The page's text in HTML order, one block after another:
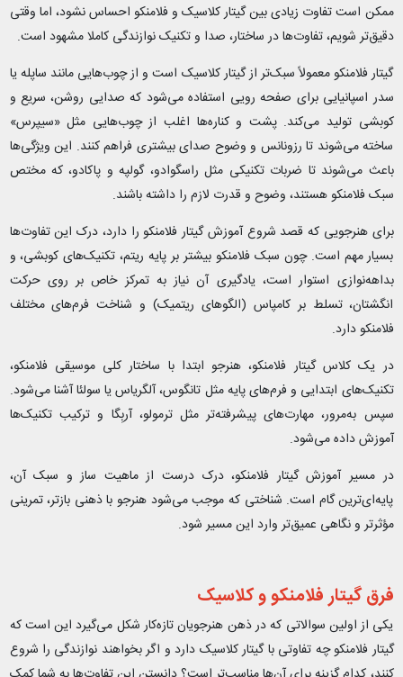
ممکن است تفاوت زیادی بین گیتار کلاسیک و فلامنکو احساس نشود، اما وقتی
دقیق‌تر شویم، تفاوت‌ها در ساختار، صدا و تکنیک نوازندگی کاملا مشهود است.
گیتار فلامنکو معمولاً سبک‌تر از گیتار کلاسیک است و از چوب‌هایی مانند ساپله یا
سدر اسپانیایی برای صفحه رویی استفاده می‌شود که صدایی روشن، سریع و
کوبشی تولید می‌کند. پشت و کناره‌ها اغلب از چوب‌هایی مثل «سیپرس»
ساخته می‌شوند تا رزونانس و وضوح صدای بیشتری فراهم کنند. این ویژگی‌ها
باعث می‌شوند تا ضربات تکنیکی مثل راسگوادو، گولپه و پاکادو، که مختص
سبک فلامنکو هستند، وضوح و قدرت لازم را داشته باشند.
برای هنرجویی که قصد شروع آموزش گیتار فلامنکو را دارد، درک این تفاوت‌ها
بسیار مهم است. چون سبک فلامنکو بیشتر بر پایه ریتم، تکنیک‌های کوبشی، و
بداهه‌نوازی استوار است، یادگیری آن نیاز به تمرکز خاص بر روی حرکت
انگشتان، تسلط بر کامپاس (الگوهای ریتمیک) و شناخت فرم‌های مختلف
فلامنکو دارد.
در یک کلاس گیتار فلامنکو، هنرجو ابتدا با ساختار کلی موسیقی فلامنکو،
تکنیک‌های ابتدایی و فرم‌های پایه مثل تانگوس، آلگریاس یا سولئا آشنا می‌شود.
سپس به‌مرور، مهارت‌های پیشرفته‌تر مثل ترمولو، آربِگا و ترکیب تکنیک‌ها
آموزش داده می‌شود.
در مسیر آموزش گیتار فلامنکو، درک درست از ماهیت ساز و سبک آن،
پایه‌ای‌ترین گام است. شناختی که موجب می‌شود هنرجو با ذهنی بازتر، تمرینی
مؤثرتر و نگاهی عمیق‌تر وارد این مسیر شود.
فرق گیتار فلامنکو و کلاسیک
یکی از اولین سوالاتی که در ذهن هنرجویان تازه‌کار شکل می‌گیرد این است که
گیتار فلامنکو چه تفاوتی با گیتار کلاسیک دارد و اگر بخواهند نوازندگی را شروع